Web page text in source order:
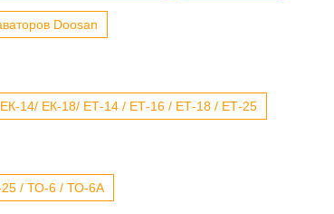
Doosan
14/ ЕК-18/ ЕТ-14 / ЕТ-16 / ЕТ-18 / ЕТ-25
25 / ТО-6 / ТО-6А